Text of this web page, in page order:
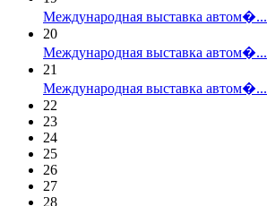
Международная выставка автом�...
20
Международная выставка автом�...
21
Международная выставка автом�...
22
23
24
25
26
27
28